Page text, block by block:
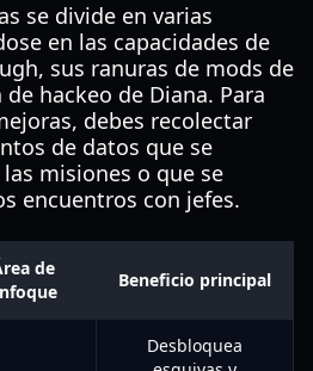
se divide en varias
en las capacidades de
sus ranuras de mods de
hackeo de Diana. Para
debes recolectar
de datos que se
misiones o que se
encuentros con jefes.
de
Beneficio principal
Desbloquea